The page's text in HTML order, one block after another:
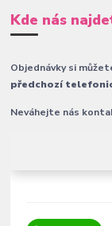
Kde nás
Objednávky si
předchozí
Neváhejte nás